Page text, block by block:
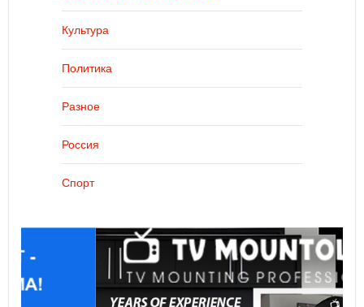
Культура
Политика
Разное
Россия
Спорт